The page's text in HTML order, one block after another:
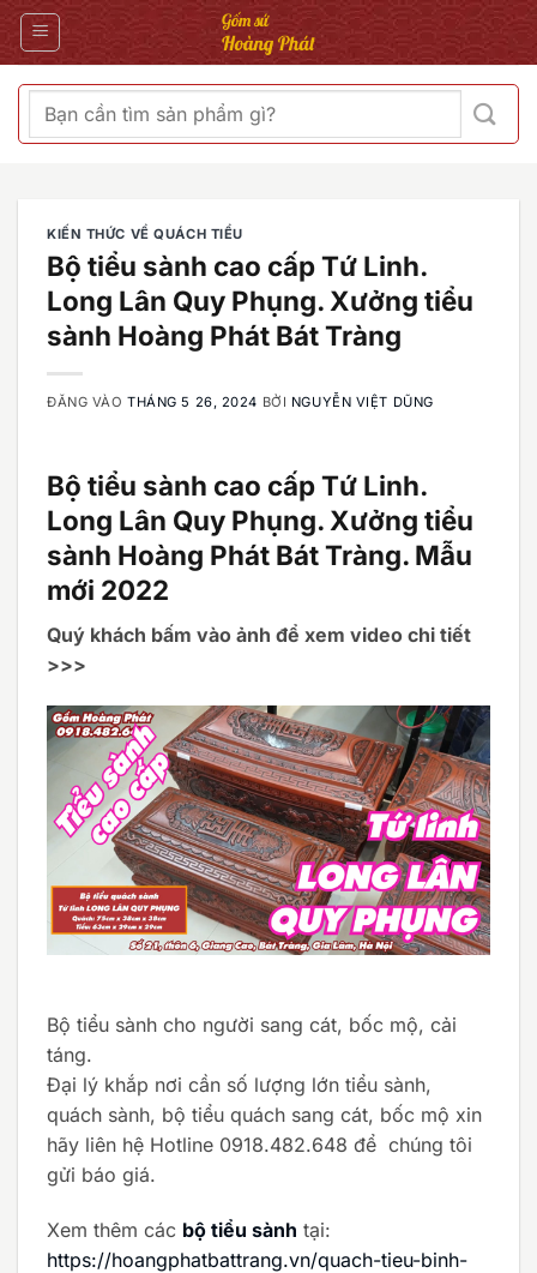
Bỏ
qua
Tìm
kiếm:
KIẾN THỨC VỀ QUÁCH TIỂU
Bộ tiểu sành cao cấp Tứ Linh.
Long Lân Quy Phụng. Xưởng tiểu
sành Hoàng Phát Bát Tràng
ĐĂNG VÀOTHÁNG 5 26, 2024 BỞI NGUYỄN VIỆT DŨNG
Bộ tiểu sành cao cấp Tứ Linh.
Long Lân Quy Phụng. Xưởng tiểu
sành Hoàng Phát Bát Tràng. Mẫu
mới 2022
Quý khách bấm vào ảnh để xem video chi tiết
>>>
Bộ tiểu sành cho người sang cát, bốc mộ, cải
táng.
Đại lý khắp nơi cần số lượng lớn tiểu sành,
quách sành, bộ tiểu quách sang cát, bốc mộ xin
hãy liên hệ Hotline 0918.482.648 để chúng tôi
gửi báo giá.
Xem thêm các bộ tiểu sành tại:
https://hoangphatbattrang.vn/quach-tieu-binh-